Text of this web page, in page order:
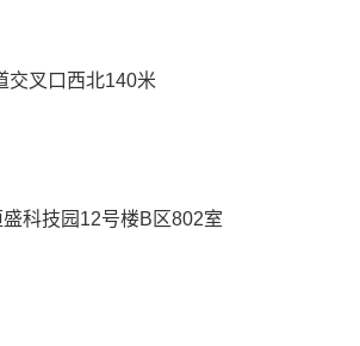
交叉口西北140米
科技园12号楼B区802室